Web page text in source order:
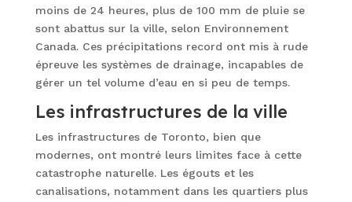
moins de 24 heures, plus de 100 mm de pluie se
sont abattus sur la ville, selon Environnement
Canada. Ces précipitations record ont mis à rude
épreuve les systèmes de drainage, incapables de
gérer un tel volume d’eau en si peu de temps.
Les infrastructures de la ville
Les infrastructures de Toronto, bien que
modernes, ont montré leurs limites face à cette
catastrophe naturelle. Les égouts et les
canalisations, notamment dans les quartiers plus